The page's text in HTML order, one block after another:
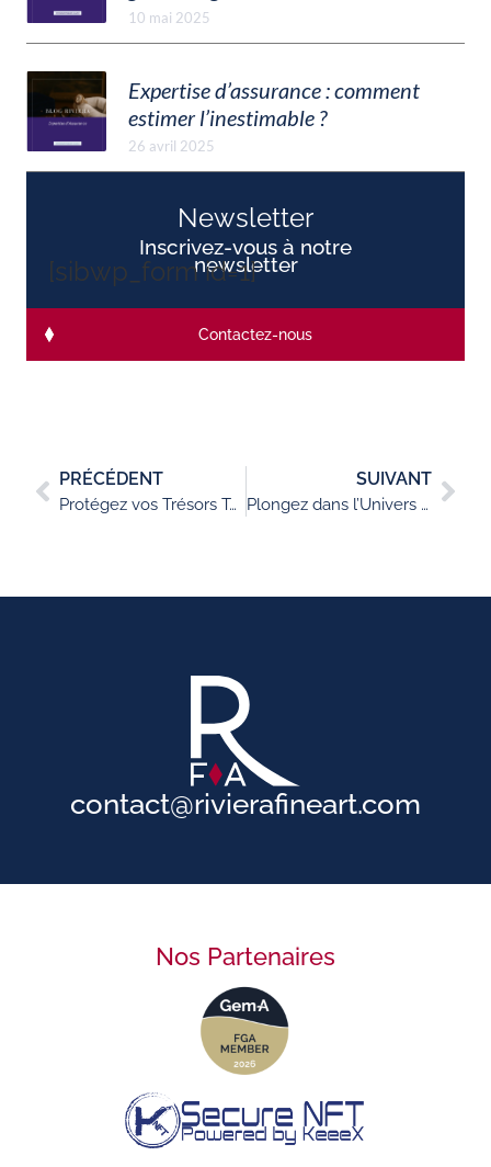
10 mai 2025
Expertise d’assurance : comment
estimer l’inestimable ?
26 avril 2025
Newsletter
Inscrivez-vous à notre
newsletter
[sibwp_form id=1]
Contactez-nous
PRÉCÉDENT
Protégez vos Trésors Temporels
SUIVANT
Plongez dans l’Univers de l’Art Ultra Contemporain : À la Découverte du Web3
contact@rivierafineart.com
Nos Partenaires